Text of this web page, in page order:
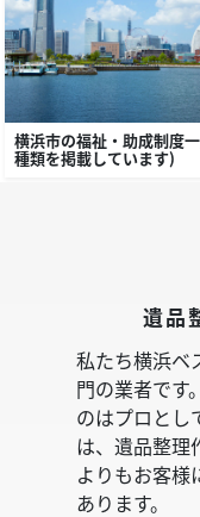
横浜市の福祉・助成制度一
種類を掲載しています）
遺品
私たち横浜ベ
門の業者です
のはプロとし
は、遺品整理
よりもお客様
あります。